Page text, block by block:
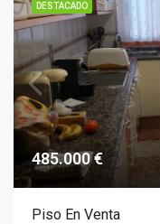
DESTACADO
485.000 €
Piso En Venta